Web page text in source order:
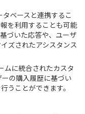
ベースと連携するこ
を利用することも可能
づいた応答や、ユーザ
ズされたアシスタンス
ムに統合されたカスタ
の購入履歴に基づい
うことができます。